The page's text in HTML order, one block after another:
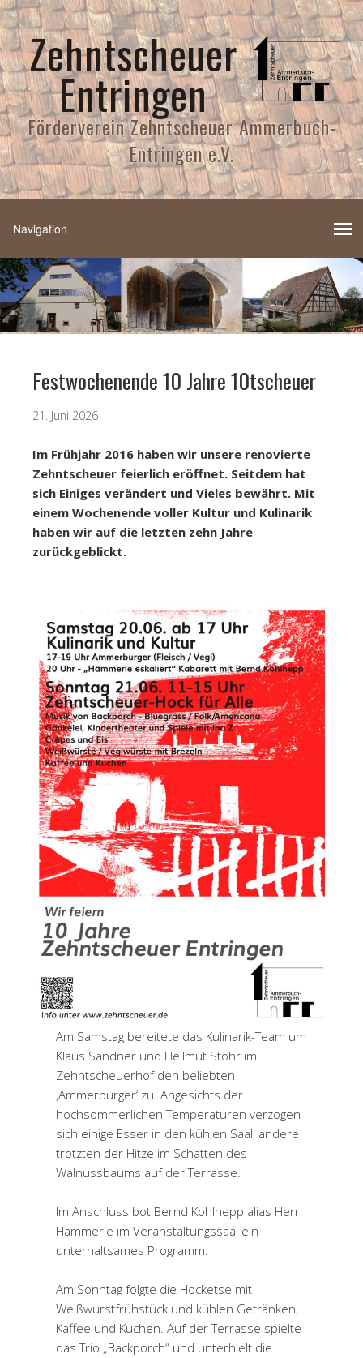
Zehntscheuer
Entringen
Förderverein Zehntscheuer Ammerbuch-
Entringen e.V.
Festwochenende 10 Jahre 10tscheuer
21. Juni 2026
Im Frühjahr 2016 haben wir unsere renovierte
Zehntscheuer feierlich eröffnet. Seitdem hat
sich Einiges verändert und Vieles bewährt. Mit
einem Wochenende voller Kultur und Kulinarik
haben wir auf die letzten zehn Jahre
zurückgeblickt.
Am Samstag bereitete das Kulinarik-Team um
Klaus Sandner und Hellmut Stöhr im
Zehntscheuerhof den beliebten
‚Ammerburger‘ zu. Angesichts der
hochsommerlichen Temperaturen verzogen
sich einige Esser in den kühlen Saal, andere
trotzten der Hitze im Schatten des
Walnussbaums auf der Terrasse.
Im Anschluss bot Bernd Kohlhepp alias Herr
Hämmerle im Veranstaltungssaal ein
unterhaltsames Programm.
Am Sonntag folgte die Hocketse mit
Weißwurstfrühstück und kühlen Getränken,
Kaffee und Kuchen. Auf der Terrasse spielte
das Trio „Backporch“ und unterhielt die